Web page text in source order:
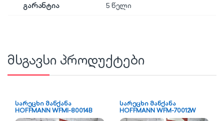
გარანტია
5 წელი
მსგავსი პროდუქტები
სარეცხი მანქანა
HOFFMANN WFMI-80014B
სარეცხი მანქანა
HOFFMANN WFM-70012W